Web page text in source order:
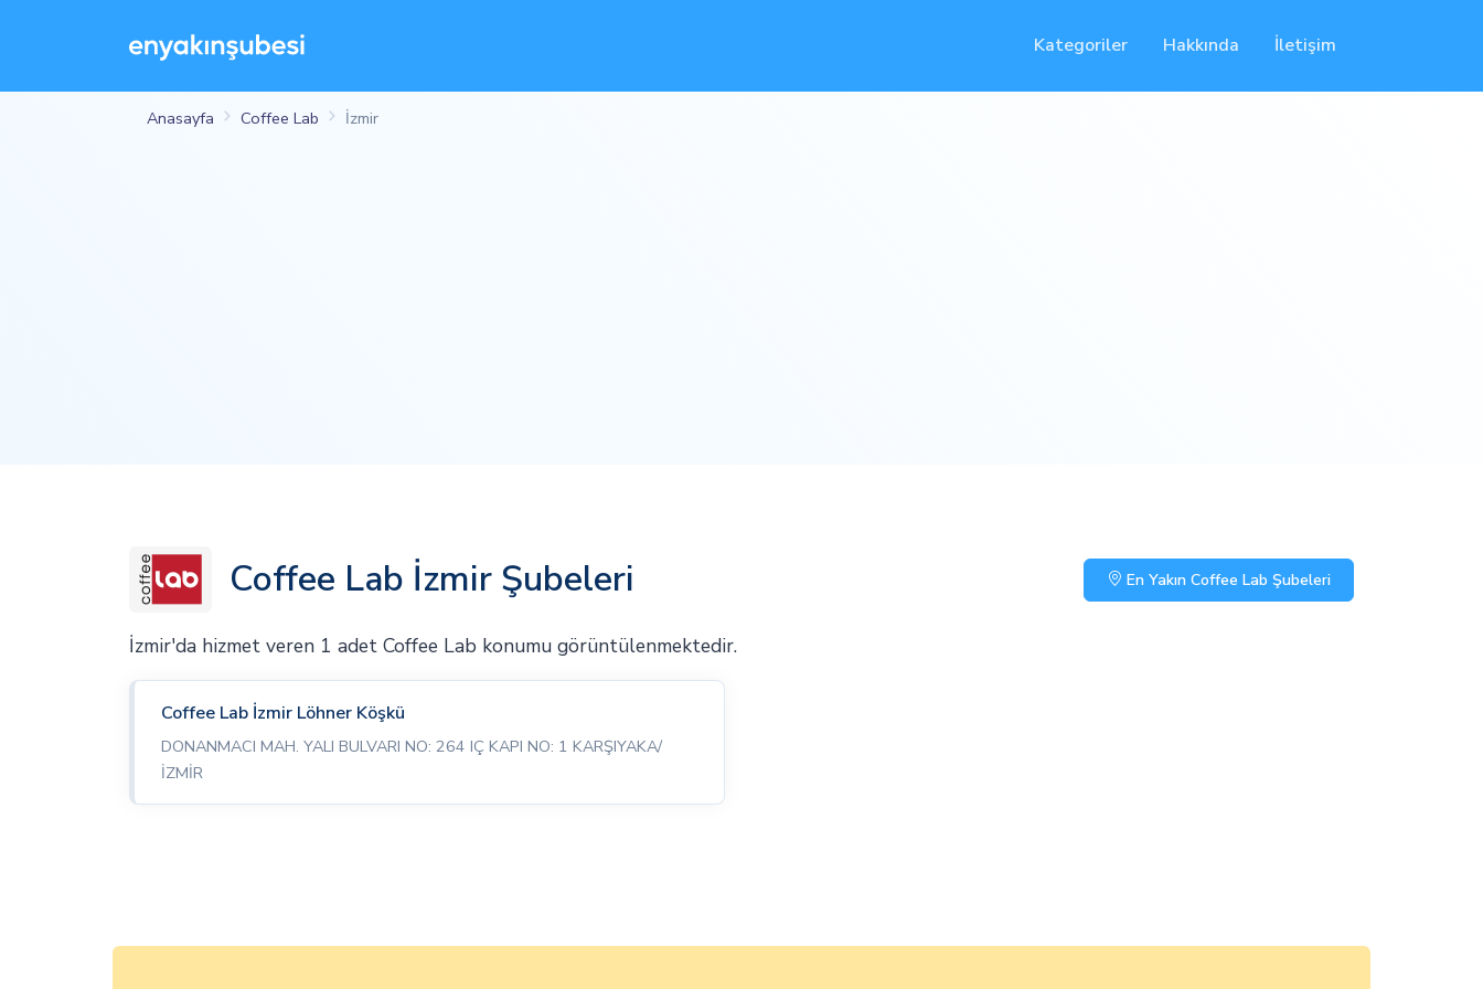
Kategoriler Hakkında İletişim
Anasayfa Coffee Lab İzmir
Coffee Lab İzmir Şubeleri En Yakın Coffee Lab Şubeleri
İzmir'da hizmet veren 1 adet Coffee Lab konumu görüntülenmektedir.
Coffee Lab İzmir Löhner Köşkü
DONANMACI MAH. YALI BULVARI NO: 264 IÇ KAPI NO: 1 KARŞIYAKA/
İZMİR